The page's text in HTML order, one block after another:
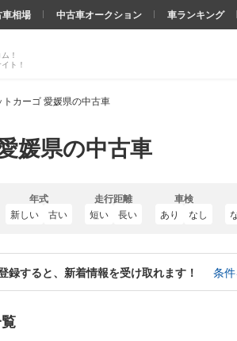
媛県の中古車
！
ト！
相場 中古車オークション 車ランキング
トカーゴ 愛媛県の中古車
年式
新しい 古い
走行距離
短い 長い
車検
あり なし
録すると、新着情報を受け取れます！ 条